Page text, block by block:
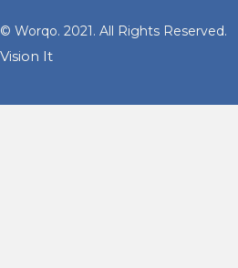
© Worqo. 2021. All Rights Reserved.
Vision It